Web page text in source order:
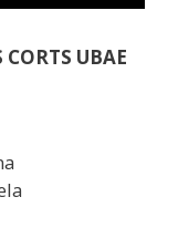
UBAE